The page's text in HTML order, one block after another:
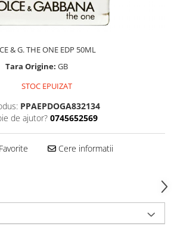
& G. THE ONE EDP 50ML
Tara Origine: GB
STOC EPUIZAT
PPAEPDOGA832134
de ajutor? 0745652569
Cere informatii